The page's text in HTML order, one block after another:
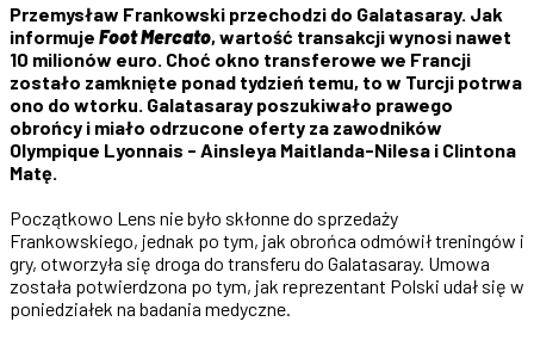
Przemysław Frankowski przechodzi do Galatasaray. Jak
informuje Foot Mercato, wartość transakcji wynosi nawet
10 milionów euro. Choć okno transferowe we Francji
zostało zamknięte ponad tydzień temu, to w Turcji potrwa
ono do wtorku. Galatasaray poszukiwało prawego
obrońcy i miało odrzucone oferty za zawodników
Olympique Lyonnais - Ainsleya Maitlanda-Nilesa i Clintona
Matę.
Początkowo Lens nie było skłonne do sprzedaży
Frankowskiego, jednak po tym, jak obrońca odmówił treningów i
gry, otworzyła się droga do transferu do Galatasaray. Umowa
została potwierdzona po tym, jak reprezentant Polski udał się w
poniedziałek na badania medyczne.